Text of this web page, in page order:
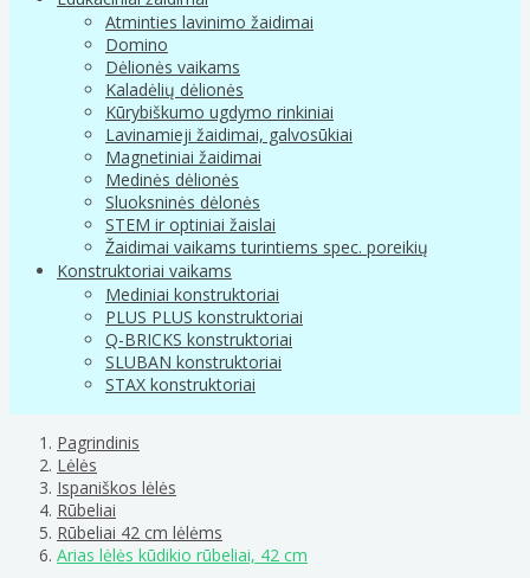
Atminties lavinimo žaidimai
Domino
Dėlionės vaikams
Kaladėlių dėlionės
Kūrybiškumo ugdymo rinkiniai
Lavinamieji žaidimai, galvosūkiai
Magnetiniai žaidimai
Medinės dėlionės
Sluoksninės dėlonės
STEM ir optiniai žaislai
Žaidimai vaikams turintiems spec. poreikių
Konstruktoriai vaikams
Mediniai konstruktoriai
PLUS PLUS konstruktoriai
Q-BRICKS konstruktoriai
SLUBAN konstruktoriai
STAX konstruktoriai
Pagrindinis
Lėlės
Ispaniškos lėlės
Rūbeliai
Rūbeliai 42 cm lėlėms
Arias lėlės kūdikio rūbeliai, 42 cm